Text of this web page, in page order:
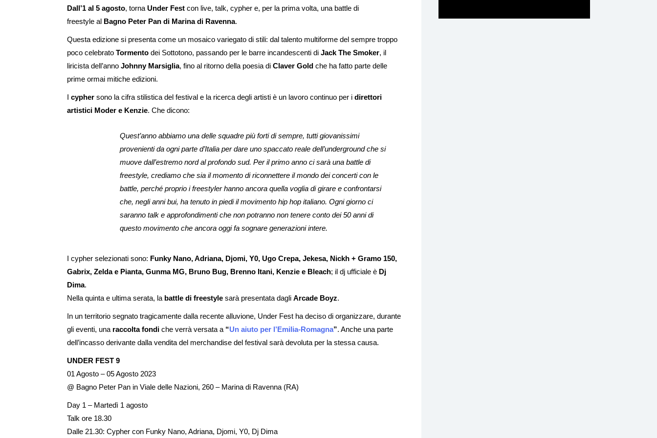
Dall’1 al 5 agosto, torna Under Fest con live, talk, cypher e, per la prima volta, una battle di
freestyle al Bagno Peter Pan di Marina di Ravenna.
Questa edizione si presenta come un mosaico variegato di stili: dal talento multiforme del sempre troppo
poco celebrato Tormento dei Sottotono, passando per le barre incandescenti di Jack The Smoker, il
liricista dell’anno Johnny Marsiglia, fino al ritorno della poesia di Claver Gold che ha fatto parte delle
prime ormai mitiche edizioni.
I cypher sono la cifra stilistica del festival e la ricerca degli artisti è un lavoro continuo per i direttori
artistici Moder e Kenzie. Che dicono:
Quest’anno abbiamo una delle squadre più forti di sempre, tutti giovanissimi
provenienti da ogni parte d’Italia per dare uno spaccato reale dell’underground che si
muove dall’estremo nord al profondo sud. Per il primo anno ci sarà una battle di
freestyle, crediamo che sia il momento di riconnettere il mondo dei concerti con le
battle, perché proprio i freestyler hanno ancora quella voglia di girare e confrontarsi
che, negli anni bui, ha tenuto in piedi il movimento hip hop italiano. Ogni giorno ci
saranno talk e approfondimenti che non potranno non tenere conto dei 50 anni di
questo movimento che ancora oggi fa sognare generazioni intere.
I cypher selezionati sono: Funky Nano, Adriana, Djomi, Y0, Ugo Crepa, Jekesa, Nickh + Gramo 150,
Gabrix, Zelda e Pianta, Gunma MG, Bruno Bug, Brenno Itani, Kenzie e Bleach; il dj ufficiale è Dj
Dima.
Nella quinta e ultima serata, la battle di freestyle sarà presentata dagli Arcade Boyz.
In un territorio segnato tragicamente dalla recente alluvione, Under Fest ha deciso di organizzare, durante
gli eventi, una raccolta fondi che verrà versata a “Un aiuto per l’Emilia-Romagna”. Anche una parte
dell’incasso derivante dalla vendita del merchandise del festival sarà devoluta per la stessa causa.
UNDER FEST 9
01 Agosto – 05 Agosto 2023
@ Bagno Peter Pan in Viale delle Nazioni, 260 – Marina di Ravenna (RA)
Day 1 – Martedì 1 agosto
Talk ore 18.30
Dalle 21.30: Cypher con Funky Nano, Adriana, Djomi, Y0, Dj Dima